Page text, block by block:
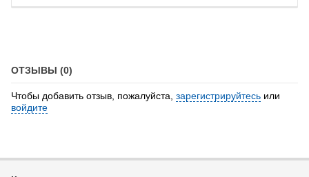
ОТЗЫВЫ (0)
Чтобы добавить отзыв, пожалуйста, зарегистрируйтесь или
войдите